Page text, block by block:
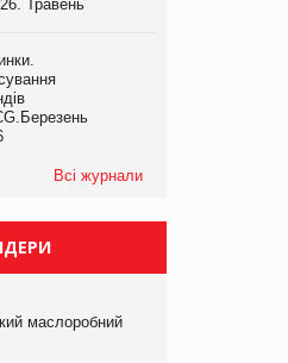
Травень
Всі журнали
маслоробний